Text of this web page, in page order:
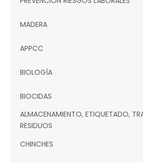
MADERA
APPCC
BIOLOGÍA
BIOCIDAS
ALMACENAMIENTO, ETIQUETADO,
RESIDUOS
CHINCHES